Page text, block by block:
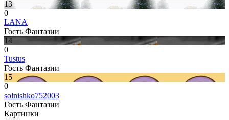
13
0
LANA
Гость Фантазии
14
0
Tustus
Гость Фантазии
15
0
solnishko752003
Гость Фантазии
Картинки